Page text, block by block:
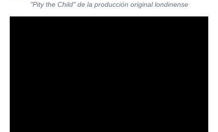
"Pity the Child" de la producción original londinense